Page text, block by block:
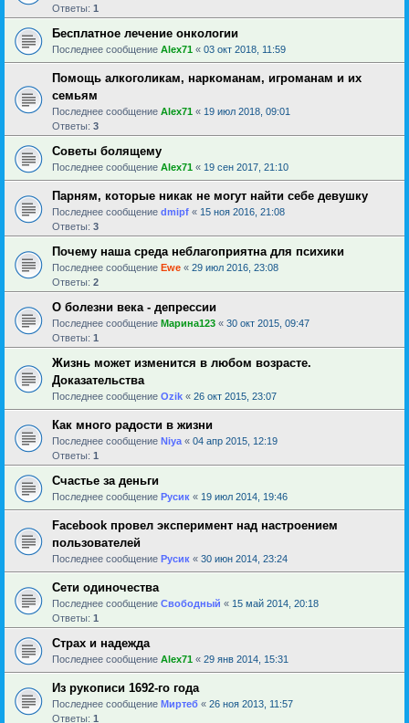
Ответы: 1
Бесплатное лечение онкологии
Последнее сообщение Alex71 « 03 окт 2018, 11:59
Помощь алкоголикам, наркоманам, игроманам и их
семьям
Последнее сообщение Alex71 « 19 июл 2018, 09:01
Ответы: 3
Советы болящему
Последнее сообщение Alex71 « 19 сен 2017, 21:10
Парням, которые никак не могут найти себе девушку
Последнее сообщение dmipf « 15 ноя 2016, 21:08
Ответы: 3
Почему наша среда неблагоприятна для психики
Последнее сообщение Ewe « 29 июл 2016, 23:08
Ответы: 2
О болезни века - депрессии
Последнее сообщение Марина123 « 30 окт 2015, 09:47
Ответы: 1
Жизнь может изменится в любом возрасте.
Доказательства
Последнее сообщение Ozik « 26 окт 2015, 23:07
Как много радости в жизни
Последнее сообщение Niya « 04 апр 2015, 12:19
Ответы: 1
Счастье за деньги
Последнее сообщение Русик « 19 июл 2014, 19:46
Facebook провел эксперимент над настроением
пользователей
Последнее сообщение Русик « 30 июн 2014, 23:24
Сети одиночества
Последнее сообщение Свободный « 15 май 2014, 20:18
Ответы: 1
Страх и надежда
Последнее сообщение Alex71 « 29 янв 2014, 15:31
Из рукописи 1692-го года
Последнее сообщение Миртеб « 26 ноя 2013, 11:57
Ответы: 1